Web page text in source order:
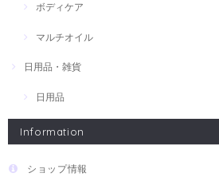
ボディケア
マルチオイル
日用品・雑貨
日用品
Information
ショップ情報